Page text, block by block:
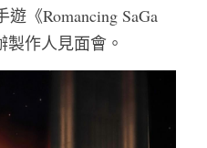
《Romancing SaGa
製作人見面會。